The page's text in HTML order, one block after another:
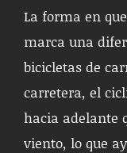
La forma en
marca una
bicicletas de
carretera, el
hacia adelante
viento, lo que